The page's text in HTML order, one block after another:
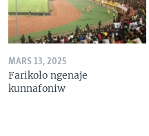
MARS 13, 2025
Farikolo ngenaje
kunnafoniw